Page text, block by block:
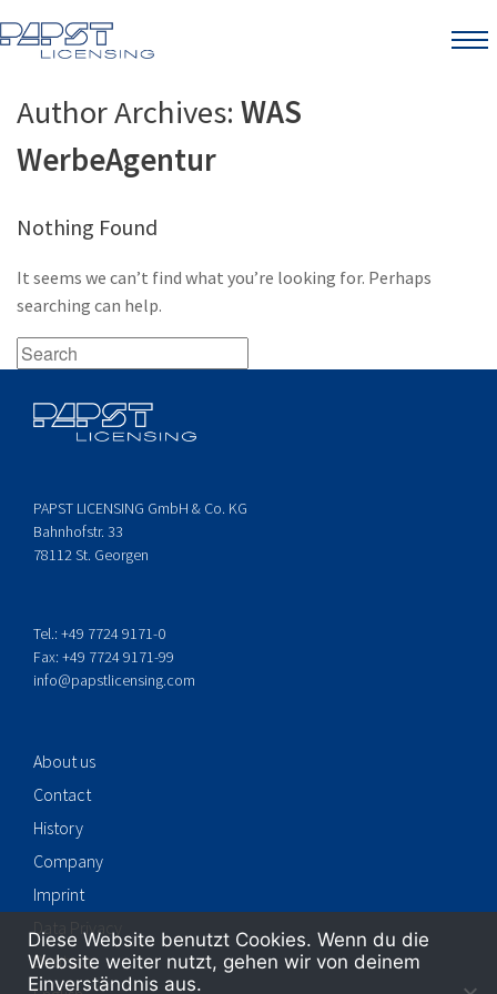
Menu
Author Archives: WAS
WerbeAgentur
Nothing Found
It seems we can’t find what you’re looking for. Perhaps
searching can help.
Search
PAPST LICENSING GmbH & Co. KG
Bahnhofstr. 33
78112 St. Georgen
Tel.: +49 7724 9171-0
Fax: +49 7724 9171-99
info@papstlicensing.com
About us
Contact
History
Company
Imprint
Data Privacy
Deutsch
Diese Website benutzt Cookies. Wenn du die
Website weiter nutzt, gehen wir von deinem
Einverständnis aus.